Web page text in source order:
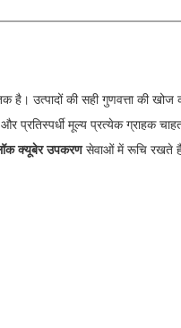
है। उत्पादों की सही गुणवत्ता की
प्रतिस्पर्धी मूल्य प्रत्येक ग्राहक
क्यूबेर उपकरणसेवाओं में रूचि रखते